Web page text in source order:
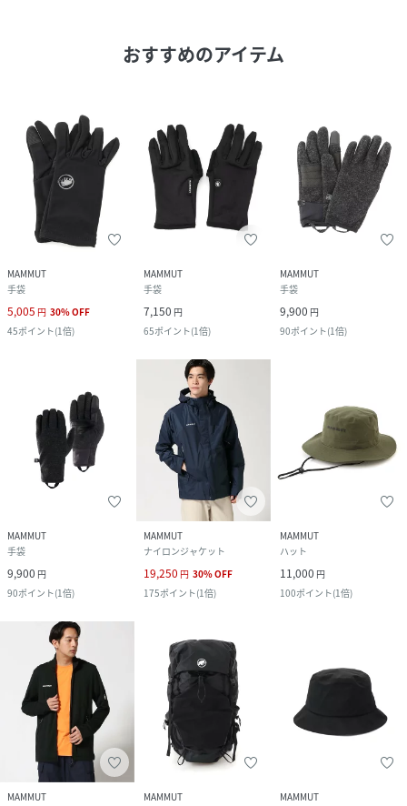
おすすめのアイテム
MAMMUT
手袋
5,005 円 30%OFF
45ポイント(1倍)
MAMMUT
手袋
7,150 円
65ポイント(1倍)
MAMMUT
手袋
9,900 円
90ポイント(1倍)
MAMMUT
手袋
9,900 円
90ポイント(1倍)
MAMMUT
ナイロンジャケット
19,250 円 30%OFF
175ポイント(1倍)
MAMMUT
ハット
11,000 円
100ポイント(1倍)
MAMMUT
MAMMUT
MAMMUT